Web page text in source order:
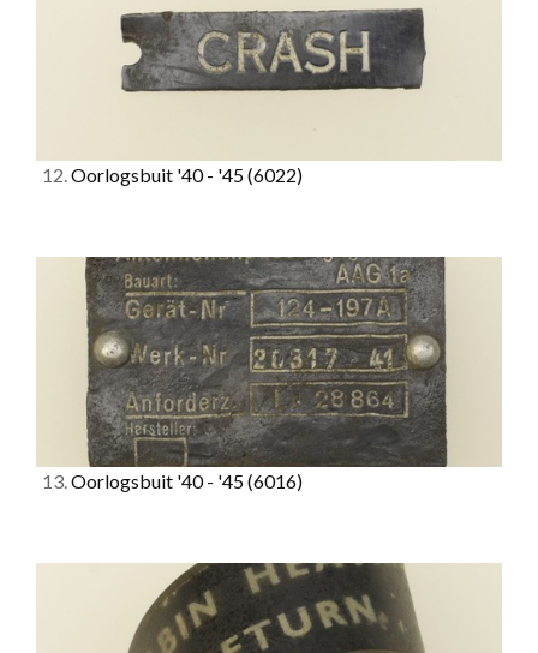
12.Oorlogsbuit '40 - '45(6022)
13.Oorlogsbuit '40 - '45(6016)